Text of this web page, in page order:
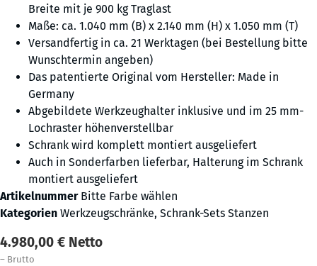
Breite mit je 900 kg Traglast
Maße: ca. 1.040 mm (B) x 2.140 mm (H) x 1.050 mm (T)
Versandfertig in ca. 21 Werktagen (bei Bestellung bitte
Wunschtermin angeben)
Das patentierte Original vom Hersteller: Made in
Germany
Abgebildete Werkzeughalter inklusive und im 25 mm-
Lochraster höhenverstellbar
Schrank wird komplett montiert ausgeliefert
Auch in Sonderfarben lieferbar, Halterung im Schrank
montiert ausgeliefert
Artikelnummer Bitte Farbe wählen
Kategorien Werkzeugschränke, Schrank-Sets Stanzen
4.980,00 € Netto
– Brutto